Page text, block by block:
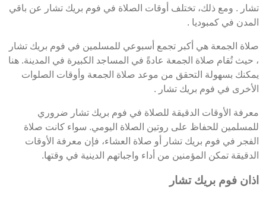
تشار . ومع ذلك، تختلف أوقات الصلاة في فوم بريك تشار عن باقي
المدن في كمبوديا .
صلاة الجمعة هي أكبر تجمع أسبوعي للمسلمين في فوم بريك تشار
، حيث تُقام صلاة الجمعة عادةً في المساجد الكبيرة في المدينة. هنا
يمكنك بسهولة التحقق من موعد صلاة الجمعة وأوقات الصلوات
الأخرى في فوم بريك تشار .
معرفة الأوقات الدقيقة للصلاة في فوم بريك تشار ضروري
للمسلمين للحفاظ على روتين الصلاة اليومي. سواء كانت صلاة
الفجر في فوم بريك تشار أو صلاة العشاء، فإن معرفة الأوقات
الدقيقة تمكن المؤمنين من أداء واجباتهم الدينية في وقتها.
اذان فوم بريك تشار